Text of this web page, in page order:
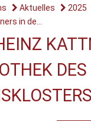
Aktuelles
2025
in de...
DES